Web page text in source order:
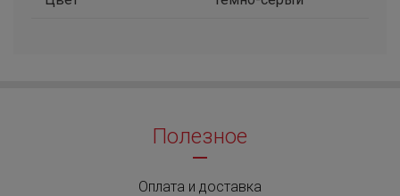
Полезное
Оплата и доставка